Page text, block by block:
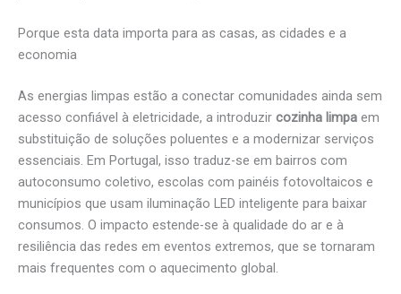
Porque esta data importa para as casas, as cidades e a
economia
As energias limpas estão a conectar comunidades ainda sem
acesso confiável à eletricidade, a introduzir cozinha limpa em
substituição de soluções poluentes e a modernizar serviços
essenciais. Em Portugal, isso traduz-se em bairros com
autoconsumo coletivo, escolas com painéis fotovoltaicos e
municípios que usam iluminação LED inteligente para baixar
consumos. O impacto estende-se à qualidade do ar e à
resiliência das redes em eventos extremos, que se tornaram
mais frequentes com o aquecimento global.